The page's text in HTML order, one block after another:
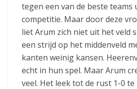
tegen een van de beste teams
competitie. Maar door deze
liet Arum zich niet uit het veld
een strijd op het middenveld
kanten weinig kansen.
echt in hun spel. Maar Arum
veel. Het leek tot de rust 1-0